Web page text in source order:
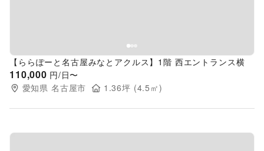
【ららぽーと名古屋みなとアクルス】1階 西エントランス横
110,000 円/日〜
愛知県 名古屋市 1.36坪 (4.5 ㎡)